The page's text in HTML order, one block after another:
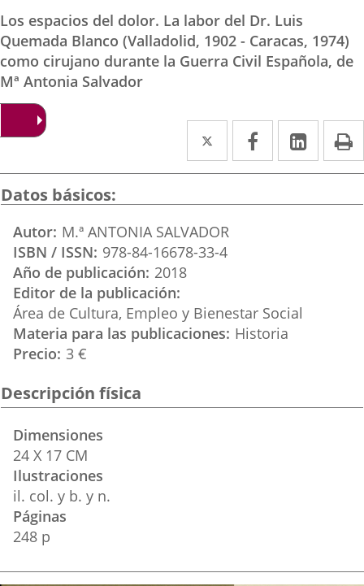
Los espacios del dolor. La labor del Dr. Luis
Quemada Blanco (Valladolid, 1902 - Caracas, 1974)
como cirujano durante la Guerra Civil Española, de
Mª Antonia Salvador
Twitter
Enlace
a
externa.
Facebook
Enlace
a
Enlace
a
Datos básicos
Autor M.ª ANTONIA SALVADOR
ISBN / ISSN 978-84-16678-33-4
Año de publicación 2018
Editor de la publicación
Área de Cultura, Empleo y Bienestar Social
Materia para las publicaciones Historia
Precio 3 €
Descripción física
Dimensiones
24 X 17 CM
Ilustraciones
il. col. y b. y n.
Páginas
248 p